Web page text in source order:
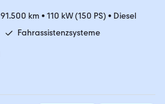
91.500 km • 110 kW (150 PS) • Diesel
Fahrassistenzsysteme